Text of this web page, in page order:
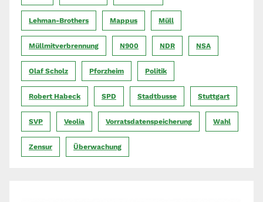
Lehman-Brothers Mappus Müll
Müllmitverbrennung N900 NDR NSA
Olaf Scholz Pforzheim Politik
Robert Habeck SPD Stadtbusse Stuttgart
SVP Veolia Vorratsdatenspeicherung Wahl
Zensur Überwachung